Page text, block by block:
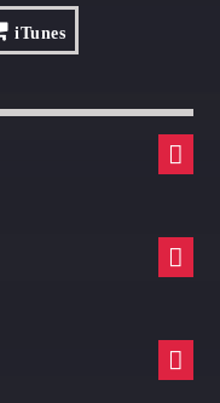
iTunes